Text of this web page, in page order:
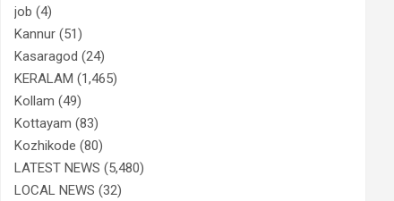
job (4)
Kannur (51)
Kasaragod (24)
KERALAM (1,465)
Kollam (49)
Kottayam (83)
Kozhikode (80)
LATEST NEWS (5,480)
LOCAL NEWS (32)